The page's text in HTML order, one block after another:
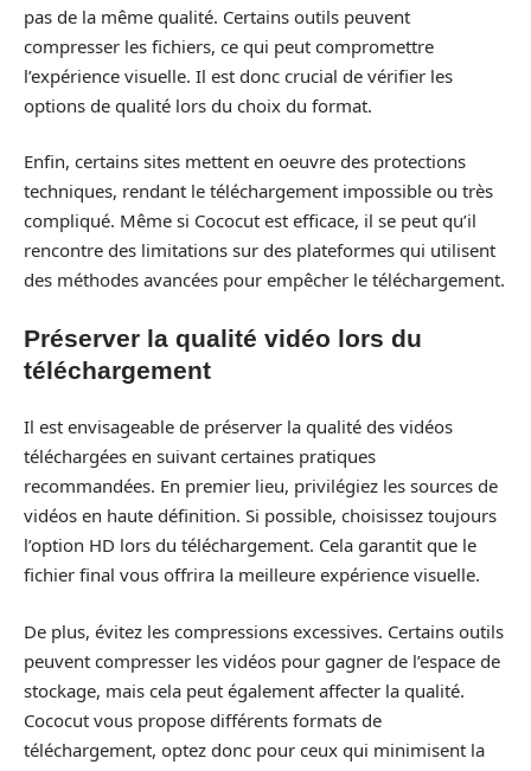
pas de la même qualité. Certains outils peuvent
compresser les fichiers, ce qui peut compromettre
l’expérience visuelle. Il est donc crucial de vérifier les
options de qualité lors du choix du format.
Enfin, certains sites mettent en oeuvre des protections
techniques, rendant le téléchargement impossible ou très
compliqué. Même si Cococut est efficace, il se peut qu’il
rencontre des limitations sur des plateformes qui utilisent
des méthodes avancées pour empêcher le téléchargement.
Préserver la qualité vidéo lors du
téléchargement
Il est envisageable de préserver la qualité des vidéos
téléchargées en suivant certaines pratiques
recommandées. En premier lieu, privilégiez les sources de
vidéos en haute définition. Si possible, choisissez toujours
l’option HD lors du téléchargement. Cela garantit que le
fichier final vous offrira la meilleure expérience visuelle.
De plus, évitez les compressions excessives. Certains outils
peuvent compresser les vidéos pour gagner de l’espace de
stockage, mais cela peut également affecter la qualité.
Cococut vous propose différents formats de
téléchargement, optez donc pour ceux qui minimisent la